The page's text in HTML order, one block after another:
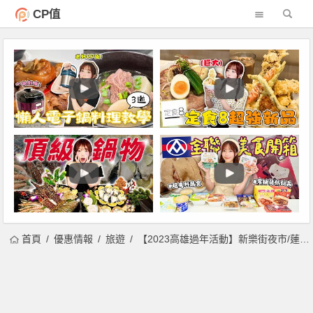
CP值
首頁 優惠情報 旅遊 【2023高雄過年活動】新樂街夜市/蓮池潭市集/春節燈會/景點一次看